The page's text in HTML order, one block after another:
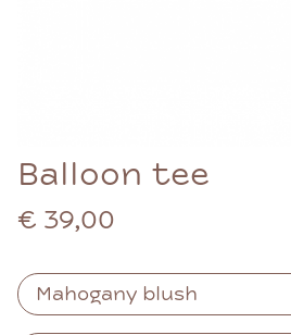
Balloon tee
€ 39,00